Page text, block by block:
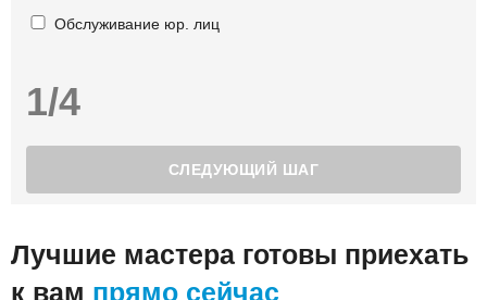
Обслуживание юр. лиц
1/4
Лучшие мастера готовы приехать
к вам прямо сейчас